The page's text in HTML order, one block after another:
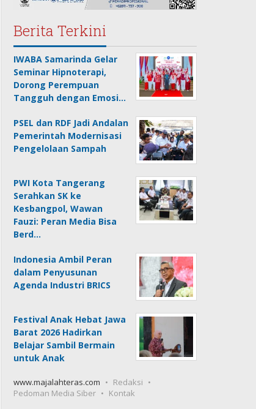
Berita Terkini
IWABA Samarinda Gelar
Seminar Hipnoterapi,
Dorong Perempuan
Tangguh dengan Emosi…
PSEL dan RDF Jadi Andalan
Pemerintah Modernisasi
Pengelolaan Sampah
PWI Kota Tangerang
Serahkan SK ke
Kesbangpol, Wawan
Fauzi: Peran Media Bisa
Berd…
Indonesia Ambil Peran
dalam Penyusunan
Agenda Industri BRICS
Festival Anak Hebat Jawa
Barat 2026 Hadirkan
Belajar Sambil Bermain
untuk Anak
www.majalahteras.com
Redaksi
Pedoman Media Siber
Kontak